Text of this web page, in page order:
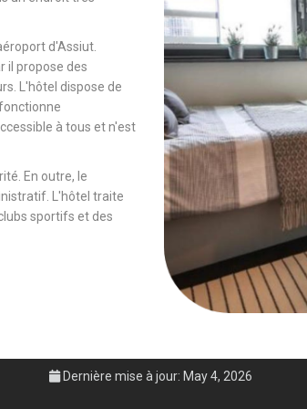
d'Assiut.
il propose des
L'hôtel dispose de
à tous et n'est
En outre, le
L'hôtel traite
sportifs et des
Dernière mise à jour: May 4, 2026